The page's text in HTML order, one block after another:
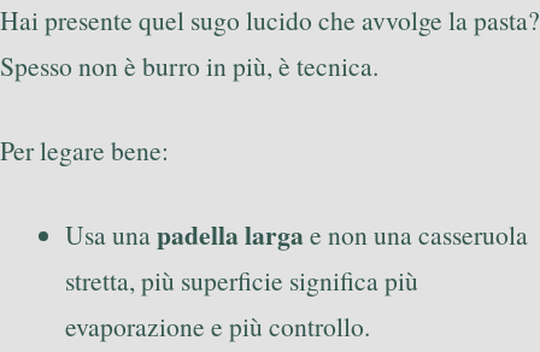
Hai presente quel sugo lucido che avvolge la pasta?
Spesso non è burro in più, è tecnica.
Per legare bene:
Usa unapadella largae non una casseruola
stretta, più superficie significa più
evaporazione e più controllo.